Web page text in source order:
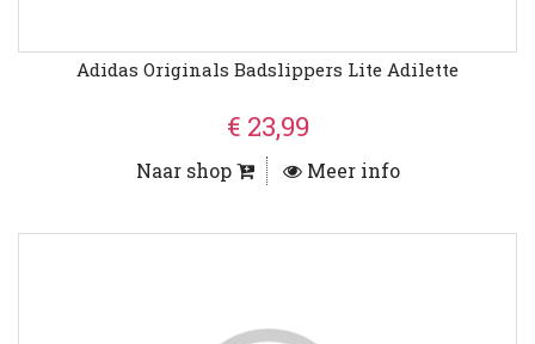
Adidas Originals Badslippers Lite Adilette
€ 23,99
Naar shop Meer info